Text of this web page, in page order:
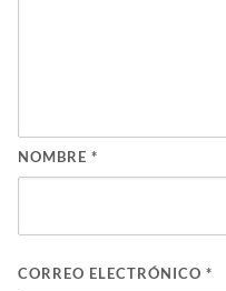
NOMBRE *
CORREO ELECTRÓNICO *